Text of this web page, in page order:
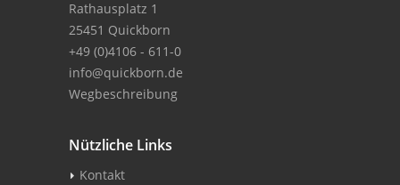
Rathausplatz 1
25451 Quickborn
+49 (0)4106 - 611-0
info@quickborn.de
Wegbeschreibung
Nützliche Links
Kontakt